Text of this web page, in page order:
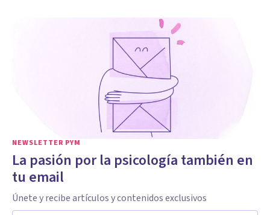
NEWSLETTER PYM
La pasión por la psicología también en
tu email
Únete y recibe artículos y contenidos exclusivos